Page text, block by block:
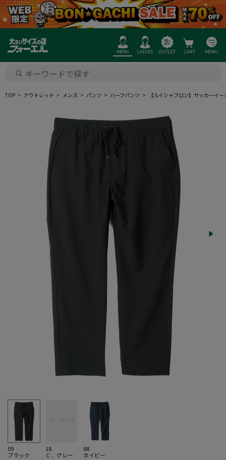
MENS LADIES OUTLET CART MENU
TOP アウトレット メンズ パンツ ハーフパンツ 【ルイシャブロン】サッカーイ
09
ブラック
18
Ｃ．グレー
88
ネイビー